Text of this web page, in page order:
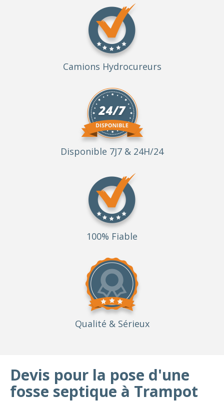
Camions Hydrocureurs
Disponible 7J7 & 24H/24
100% Fiable
Qualité & Sérieux
Devis pour la pose d'une
fosse septique à Trampot